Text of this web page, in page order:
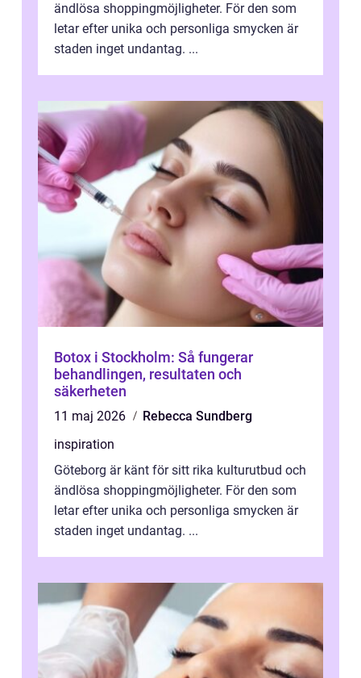
ändlösa shoppingmöjligheter. För den som
letar efter unika och personliga smycken är
staden inget undantag. ...
Botox i Stockholm: Så fungerar
behandlingen, resultaten och
säkerheten
11 maj 2026
Rebecca Sundberg
inspiration
Göteborg är känt för sitt rika kulturutbud och
ändlösa shoppingmöjligheter. För den som
letar efter unika och personliga smycken är
staden inget undantag. ...